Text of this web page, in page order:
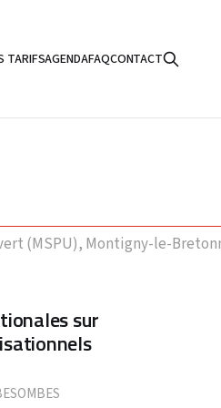
TARIFSAGENDAFAQCONTACT
(MSPU), Montigny-le-
sur